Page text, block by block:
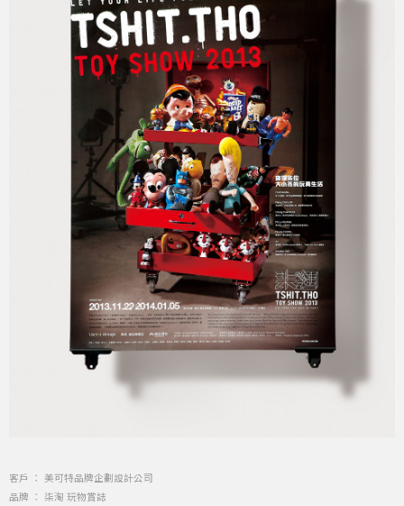
客戶 ： 美可特品牌企劃設計公司
品牌 ： 柒淘 玩物賞誌